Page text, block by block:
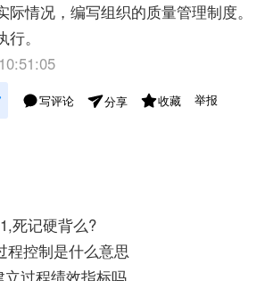
际情况，编写组织的质量管理制度。
。
写评论 分享 收藏 举报
死记硬背么?
程控制是什么意思
立过程绩效指标吗